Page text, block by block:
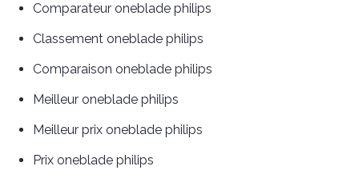
Comparateur oneblade philips
Classement oneblade philips
Comparaison oneblade philips
Meilleur oneblade philips
Meilleur prix oneblade philips
Prix oneblade philips